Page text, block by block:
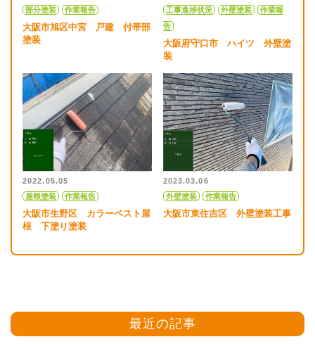
部分塗装
作業報告
大阪市旭区中宮 戸建 付帯部
塗装
工事進捗状況
外壁塗装
作業報
告
大阪府守口市 ハイツ 外壁塗
装
2022.05.05
屋根塗装
作業報告
大阪市生野区 カラーベスト屋
根 下塗り塗装
2023.03.06
外壁塗装
作業報告
大阪市東住吉区 外壁塗装工事
最近の記事